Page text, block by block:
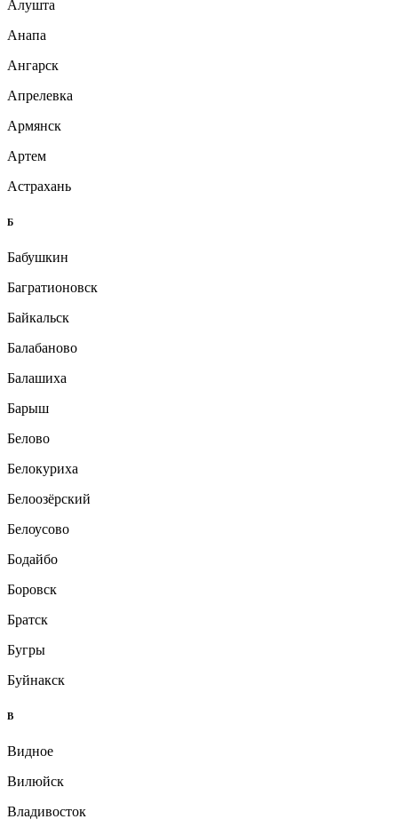
Алушта
Анапа
Ангарск
Апрелевка
Армянск
Артем
Астрахань
Б
Бабушкин
Багратионовск
Байкальск
Балабаново
Балашиха
Барыш
Белово
Белокуриха
Белоозёрский
Белоусово
Бодайбо
Боровск
Братск
Бугры
Буйнакск
В
Видное
Вилюйск
Владивосток